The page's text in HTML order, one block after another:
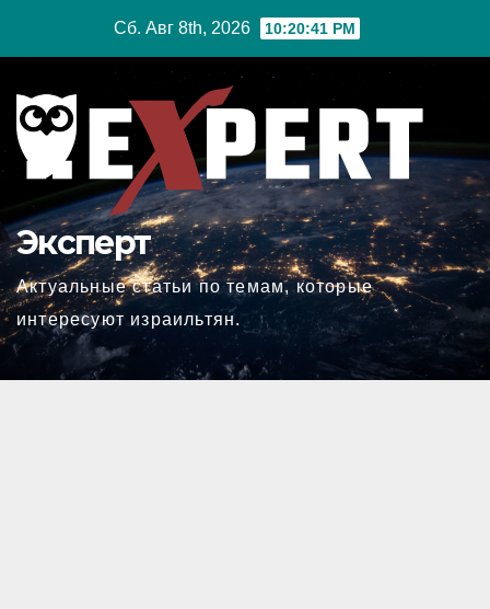
Сб. Авг 8th, 2026 10:20:42 PM
Эксперт
Актуальные статьи по темам, которые
интересуют израильтян.